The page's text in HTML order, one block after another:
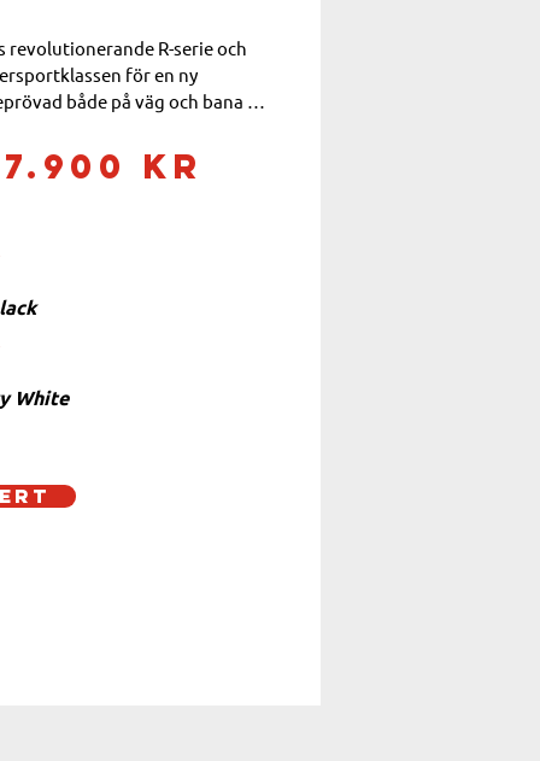
revolutionerande R-serie och
för en ny
både på väg och bana
fantastiska jubileumsfärger
nivå för att leverera renodlad
kr
White